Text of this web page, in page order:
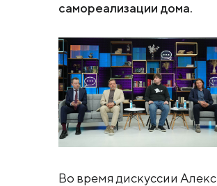
самореализации дома.
Во время дискуссии